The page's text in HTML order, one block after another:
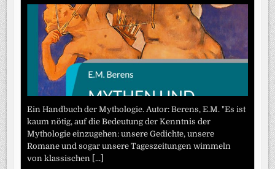
Ein Handbuch der Mythologie. Autor: Berens, E.M. "Es ist
kaum nötig, auf die Bedeutung der Kenntnis der
Mythologie einzugehen: unsere Gedichte, unsere
Romane und sogar unsere Tageszeitungen wimmeln
von klassischen [...]